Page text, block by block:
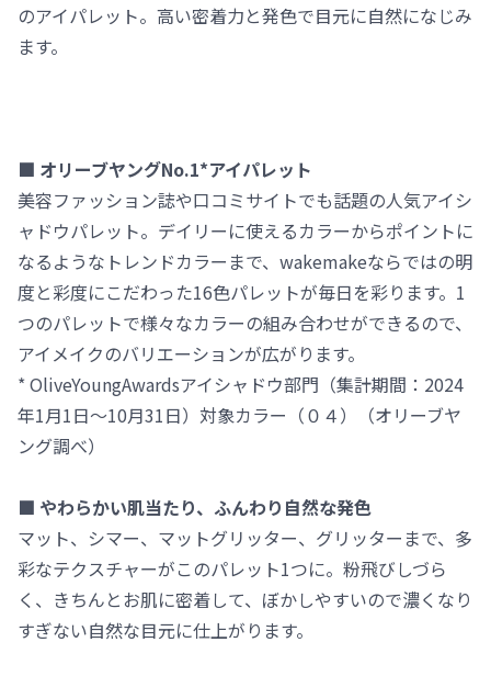
のアイパレット。高い密着力と発色で目元に自然になじみ
ます。
■ オリーブヤングNo.1*アイパレット
美容ファッション誌や口コミサイトでも話題の人気アイシ
ャドウパレット。デイリーに使えるカラーからポイントに
なるようなトレンドカラーまで、wakemakeならではの明
度と彩度にこだわった16色パレットが毎日を彩ります。1
つのパレットで様々なカラーの組み合わせができるので、
アイメイクのバリエーションが広がります。
* OliveYoungAwardsアイシャドウ部門（集計期間：2024
年1月1日～10月31日）対象カラー（０４）（オリーブヤ
ング調べ）
■ やわらかい肌当たり、ふんわり自然な発色
マット、シマー、マットグリッター、グリッターまで、多
彩なテクスチャーがこのパレット1つに。粉飛びしづら
く、きちんとお肌に密着して、ぼかしやすいので濃くなり
すぎない自然な目元に仕上がります。